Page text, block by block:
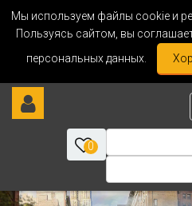
Мы используем файлы cookie и
Пользуясь сайтом, вы
персональных данных.
0